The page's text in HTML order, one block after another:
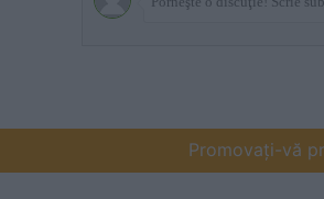
Promovați-vă